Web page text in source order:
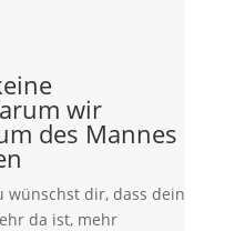
wir
des Mannes
wünschst dir, dass dein
da ist, mehr